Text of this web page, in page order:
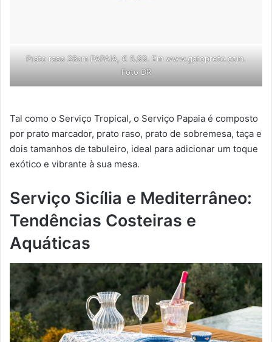
Prato raso 28cm PAPAIA, € 5,99. Em www.gatopreto.com.
Foto DR
Tal como o Serviço Tropical, o Serviço Papaia é composto
por prato marcador, prato raso, prato de sobremesa, taça e
dois tamanhos de tabuleiro, ideal para adicionar um toque
exótico e vibrante à sua mesa.
Serviço Sicília e Mediterrâneo:
Tendências Costeiras e
Aquáticas